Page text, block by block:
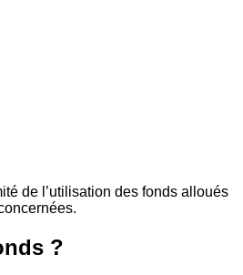
de l’utilisation des fonds alloués
?